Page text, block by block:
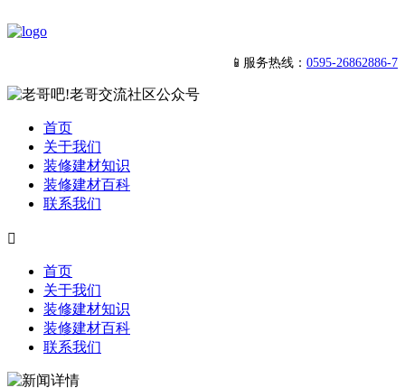
📱服务热线： 0595-26862886-7
首页
关于我们
装修建材知识
装修建材百科
联系我们

首页
关于我们
装修建材知识
装修建材百科
联系我们